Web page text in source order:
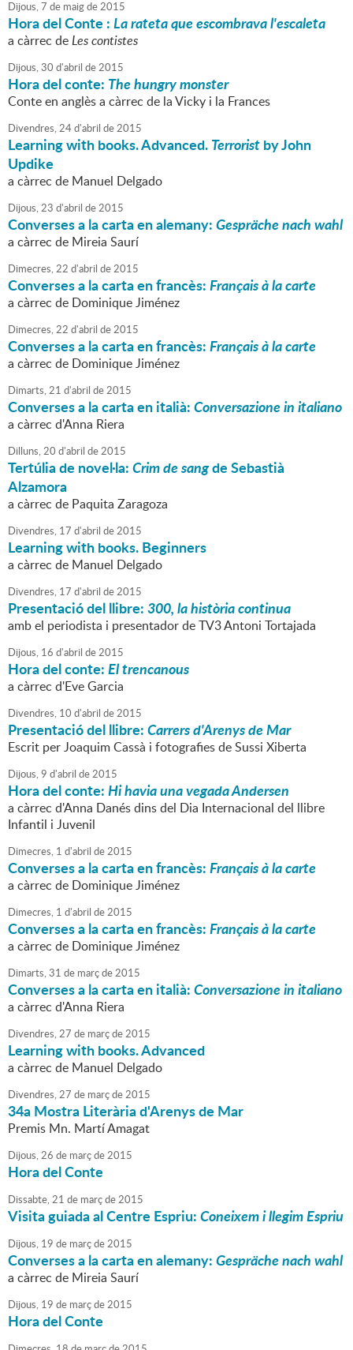
Dijous,7 de maigde2015
Hora del Conte :La rateta que escombrava l'escaleta
a càrrec deLes contistes
Dijous,30 d'abril de2015
Hora del conte: The hungry monster
Conte en anglès a càrrec de la Vicky i la Frances
Divendres,24d'abril de2015
Learning with books. Advanced.Terroristby John
Updike
a càrrec de Manuel Delgado
Dijous,23 d'abril de2015
Converses a la carta en alemany:Gespräche nach wahl
a càrrec de Mireia Saurí
Dimecres,22 d'abril de2015
Converses a la carta en francès:Français à la carte
a càrrec de Dominique Jiménez
Dimecres,22 d'abril de2015
Converses a la carta en francès:Français à la carte
a càrrec de Dominique Jiménez
Dimarts,21 d'abril de2015
Converses a la carta en italià:Conversazione in italiano
a càrrec d'Anna Riera
Dilluns,20 d'abril de2015
Tertúlia de novel·la:Crim de sangde Sebastià
Alzamora
a càrrec de Paquita Zaragoza
Divendres, 17 d'abril de2015
Learning with books. Beginners
a càrrec de Manuel Delgado
Divendres, 17 d'abril de2015
Presentació del llibre:300, la història continua
amb el periodista i presentador de TV3 Antoni Tortajada
Dijous, 16 d'abril de2015
Hora del conte:El trencanous
a càrrec d'Eve Garcia
Divendres, 10 d'abril de2015
Presentació del llibre:Carrers d'Arenys de Mar
Escrit per Joaquim Cassà i fotografies de Sussi Xiberta
Dijous,9 d'abril de2015
Hora del conte:Hi havia una vegada Andersen
a càrrec d'Anna Danés dins del Dia Internacional del llibre
Infantil i Juvenil
Dimecres, 1 d'abril de2015
Converses a la carta en francès:Français à la carte
a càrrec de Dominique Jiménez
Dimecres, 1 d'abril de2015
Converses a la carta en francès:Français à la carte
a càrrec de Dominique Jiménez
Dimarts,31 de marçde2015
Converses a la carta en italià:Conversazione in italiano
a càrrec d'Anna Riera
Divendres,27 de marçde2015
Learning with books. Advanced
a càrrec de Manuel Delgado
Divendres,27 de marçde2015
34a Mostra Literària d'Arenys de Mar
Premis Mn. Martí Amagat
Dijous,26 de marçde2015
Hora del Conte
Dissabte,21 de marçde2015
Visita guiada al Centre Espriu:Coneixem i llegim Espriu
Dijous, 19 de marçde2015
Converses a la carta en alemany:Gespräche nach wahl
a càrrec de Mireia Saurí
Dijous, 19 de marçde2015
Hora del Conte